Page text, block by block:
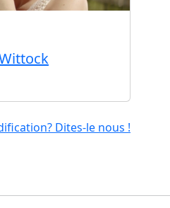
Dites-le nous !